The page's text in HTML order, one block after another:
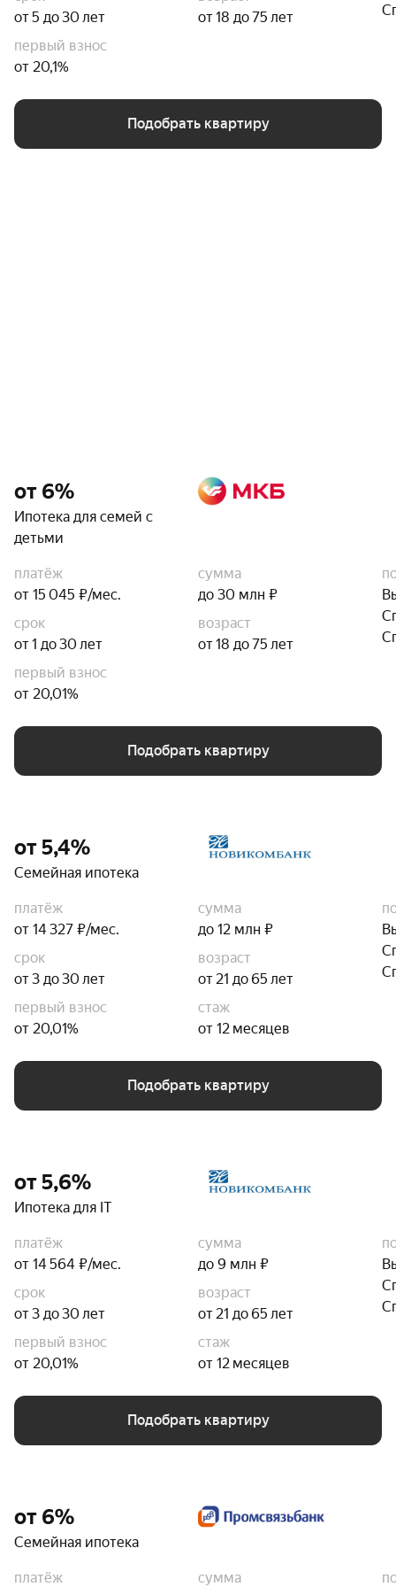
от 5 до 30 лет
от 18 до 75 лет
первый взнос
от 20,1%
Подобрать квартиру
от 6%
Ипотека для семей с
детьми
платёж
от 15 045 ₽/мес.
сумма
до 30 млн ₽
срок
от 1 до 30 лет
возраст
от 18 до 75 лет
первый взнос
от 20,01%
Подобрать квартиру
от 5,4%
Семейная ипотека
платёж
от 14 327 ₽/мес.
сумма
до 12 млн ₽
срок
от 3 до 30 лет
возраст
от 21 до 65 лет
первый взнос
от 20,01%
стаж
от 12 месяцев
Подобрать квартиру
от 5,6%
Ипотека для IT
платёж
от 14 564 ₽/мес.
сумма
до 9 млн ₽
срок
от 3 до 30 лет
возраст
от 21 до 65 лет
первый взнос
от 20,01%
стаж
от 12 месяцев
Подобрать квартиру
от 6%
Семейная ипотека
платёж
сумма